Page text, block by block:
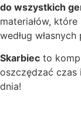
do wszystkich
materiałów,
według
Skarbiec to
oszczędzać
dnia!